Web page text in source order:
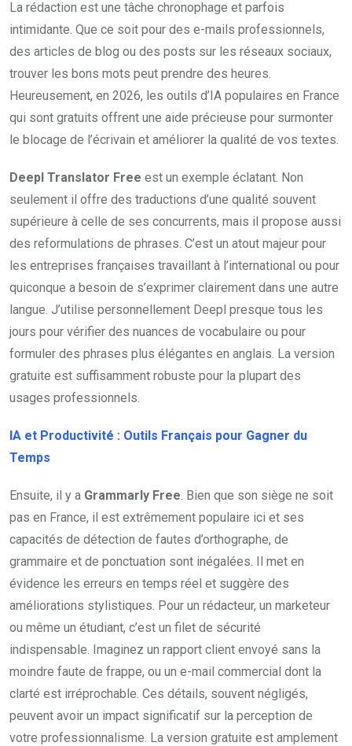
La rédaction est une tâche chronophage et parfois
intimidante. Que ce soit pour des e-mails professionnels,
des articles de blog ou des posts sur les réseaux sociaux,
trouver les bons mots peut prendre des heures.
Heureusement, en 2026, les outils d’IA populaires en France
qui sont gratuits offrent une aide précieuse pour surmonter
le blocage de l’écrivain et améliorer la qualité de vos textes.
Deepl Translator Free est un exemple éclatant. Non
seulement il offre des traductions d’une qualité souvent
supérieure à celle de ses concurrents, mais il propose aussi
des reformulations de phrases. C’est un atout majeur pour
les entreprises françaises travaillant à l’international ou pour
quiconque a besoin de s’exprimer clairement dans une autre
langue. J’utilise personnellement Deepl presque tous les
jours pour vérifier des nuances de vocabulaire ou pour
formuler des phrases plus élégantes en anglais. La version
gratuite est suffisamment robuste pour la plupart des
usages professionnels.
IA et Productivité : Outils Français pour Gagner du
Temps
Ensuite, il y a Grammarly Free . Bien que son siège ne soit
pas en France, il est extrêmement populaire ici et ses
capacités de détection de fautes d’orthographe, de
grammaire et de ponctuation sont inégalées. Il met en
évidence les erreurs en temps réel et suggère des
améliorations stylistiques. Pour un rédacteur, un marketeur
ou même un étudiant, c’est un filet de sécurité
indispensable. Imaginez un rapport client envoyé sans la
moindre faute de frappe, ou un e-mail commercial dont la
clarté est irréprochable. Ces détails, souvent négligés,
peuvent avoir un impact significatif sur la perception de
votre professionnalisme. La version gratuite est amplement